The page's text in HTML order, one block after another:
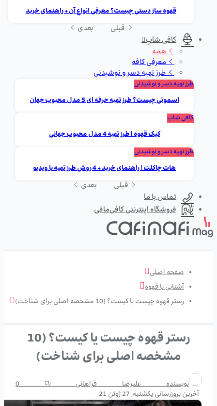
قهوه ساز دستی چیست؟ معرفی انواع آن + راهنمای خرید
قبلی
بعدی
کافی شاپ
همه
معرفی کافه
طرز تهیه دسر و نوشیدنی
طرز تهیه دسر و نوشیدنی
اسموتی چیست؟ طرز تهیه حرفه ای 5 مدل محبوب جهان
کافی شاپ
کیک قهوه | طرز تهیه 4 مدل محبوب جهانی
طرز تهیه دسر و نوشیدنی
هات چاکلت | راهنمای خرید + 4 روش طرز تهیه با ویدیو
قبلی
بعدی
تماس با ما
فروشگاه اینترنتی کافی‌مافی
صفحه اصلی
آشنایی با قهوه
رستر قهوه چیست یا کیست؟ (10 مشخصه اصلی برای شناخت)
رستر قهوه چیست یا کیست؟ (10
مشخصه اصلی برای شناخت)
نویسندهعلیرضا فراهانی
0
آخرین بروزرسانییکشنبه, 27 ژوئن 21